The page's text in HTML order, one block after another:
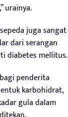
urainya.
juga sangat
dari serangan
diabetes mellitus.
penderita
karbohidrat,
gula dalam